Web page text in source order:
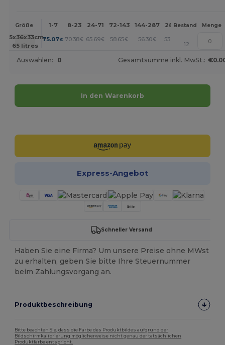
Größe 1-7 8-23 24-71 72-143 144-287 288 + Mehr
Bestand Menge
65x36x33cm.
65 litres
75.07€ 70.38€ 65.69€ 58.65€ 56.30€ 53.96
12
Auswahlen: 0 Gesamtsumme inkl. MwSt.:
In den Warenkorb
Express-Angebot
Schneller Versand
Haben Sie eine Firma? Um unsere Preise ohne MWst
zu erhalten, geben Sie bitte Ihre Steuernummer
beim Zahlungsvorgang an.
Produktbeschreibung
Bitte beachten Sie, dass die Farbe des Produktbildes aufgrund der
Bildschirmkalibrierung möglicherweise nicht genau der tatsächlichen
Produktfarbe entspricht.